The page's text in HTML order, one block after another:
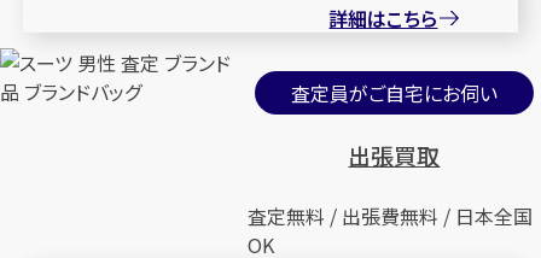
詳細はこちら
査定員がご自宅にお伺い
出張買取
査定無料 / 出張費無料 / 日本全国
OK